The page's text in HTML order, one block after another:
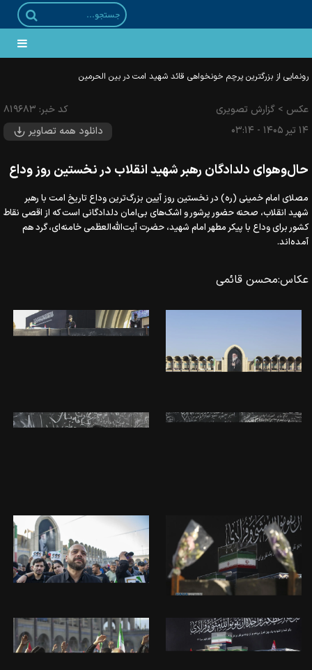
رونمایی از بزرگترین پرچم خونخواهی قائد شهید امت در بین الحرمین
عکس > گزارش تصویری
۱۴ تير ۱۴۰۵ - ۰۳:۱۴
کد خبر: ۸۱۹۶۸۳
دانلود همه تصاویر
حال‌وهوای دلدادگان رهبر شهید انقلاب در نخستین روز وداع
مصلای امام خمینی (ره) در نخستین روز آیین بزرگ‌ترین وداع تاریخ امت با رهبر
شهید انقلاب، صحنه حضور پرشور و اشک‌های بی‌امان دلدادگانی است که از اقصی نقاط
کشور برای وداع با پیکر مطهر امام شهید، حضرت آیت‌الله‌العظمی خامنه‌ای، گرد هم
آمده‌اند.
عکاس:محسن قائمی